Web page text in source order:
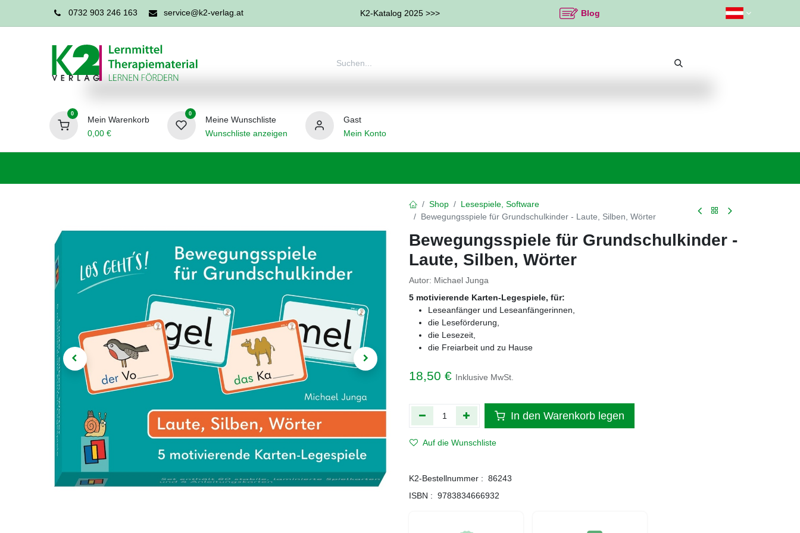
0732 903 246 163 service@k2-verlag.at K2-Katalog 2025 >>> Blog
0
Mein Warenkorb
0,00€
0
Meine Wunschliste
Wunschliste anzeigen
Gast
Mein Konto
Shop
Lesespiele, Software
Bewegungsspiele für Grundschulkinder - Laute, Silben, Wörter
Bewegungsspiele für Grundschulkinder -
Laute, Silben, Wörter
Autor: Michael Junga
5 motivierende Karten-Legespiele, für:
Leseanfänger und Leseanfängerinnen,
die Leseförderung,
die Lesezeit,
die Freiarbeit und zu Hause
18,50 € Inklusive MwSt.
In den Warenkorb legen
Auf die Wunschliste
K2-Bestellnummer : 86243
ISBN : 9783834666932